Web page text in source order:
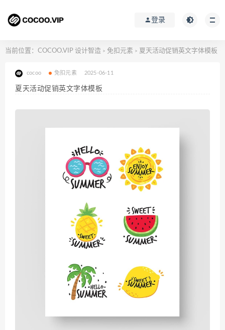
登录
当前位置： COCOO.VIP 设计智造 > 免扣元素 > 夏天活动促销英文字体模板
cocoo 免扣元素 2025-06-11
夏天活动促销英文字体模板